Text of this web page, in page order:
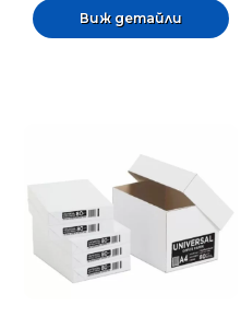
Виж детайли